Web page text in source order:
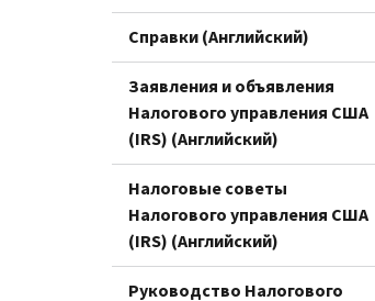
Справки (Английский)
Заявления и объявления
Налогового управления США
(IRS) (Английский)
Налоговые советы
Налогового управления США
(IRS) (Английский)
Руководство Налогового